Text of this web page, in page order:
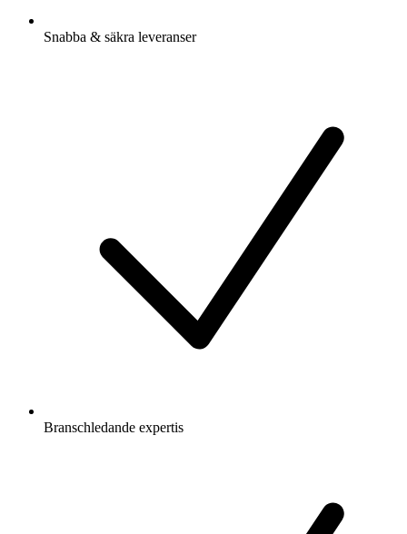
Snabba & säkra leveranser
Branschledande expertis